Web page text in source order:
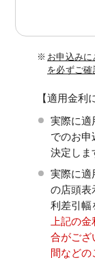
※ お申込み
を必ずご確
【適用金利
実際に適
でのお申
決定しま
実際に適
の店頭表
利差引幅
上記の金
合がござ
間など